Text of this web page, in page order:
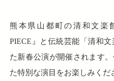
熊本県山都町の清和文楽
PIECE』と伝統芸能「清和
た新春公演が開催されます
た特別な演目をお楽しみくだ